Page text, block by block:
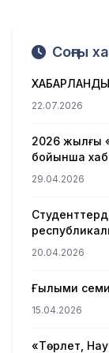
Соңғы
22.07.2026
2026 жылғы
бойынша
29.04.2026
20.04.2026
Ғылыми
15.04.2026
«Төрлет,